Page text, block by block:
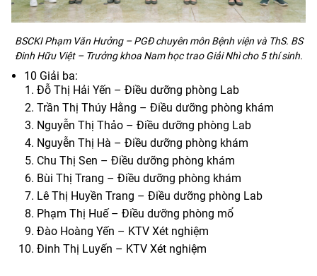
BSCKI Phạm Văn Hưởng – PGĐ chuyên môn Bệnh viện và ThS. BS
Đinh Hữu Việt – Trưởng khoa Nam học trao Giải Nhì cho 5 thí sinh.
10 Giải ba:
Đỗ Thị Hải Yến – Điều dưỡng phòng Lab
Trần Thị Thúy Hằng – Điều dưỡng phòng khám
Nguyễn Thị Thảo – Điều dưỡng phòng Lab
Nguyễn Thị Hà – Điều dưỡng phòng khám
Chu Thị Sen – Điều dưỡng phòng khám
Bùi Thị Trang – Điều dưỡng phòng khám
Lê Thị Huyền Trang – Điều dưỡng phòng Lab
Phạm Thị Huế – Điều dưỡng phòng mổ
Đào Hoàng Yến – KTV Xét nghiệm
Đinh Thị Luyến – KTV Xét nghiệm